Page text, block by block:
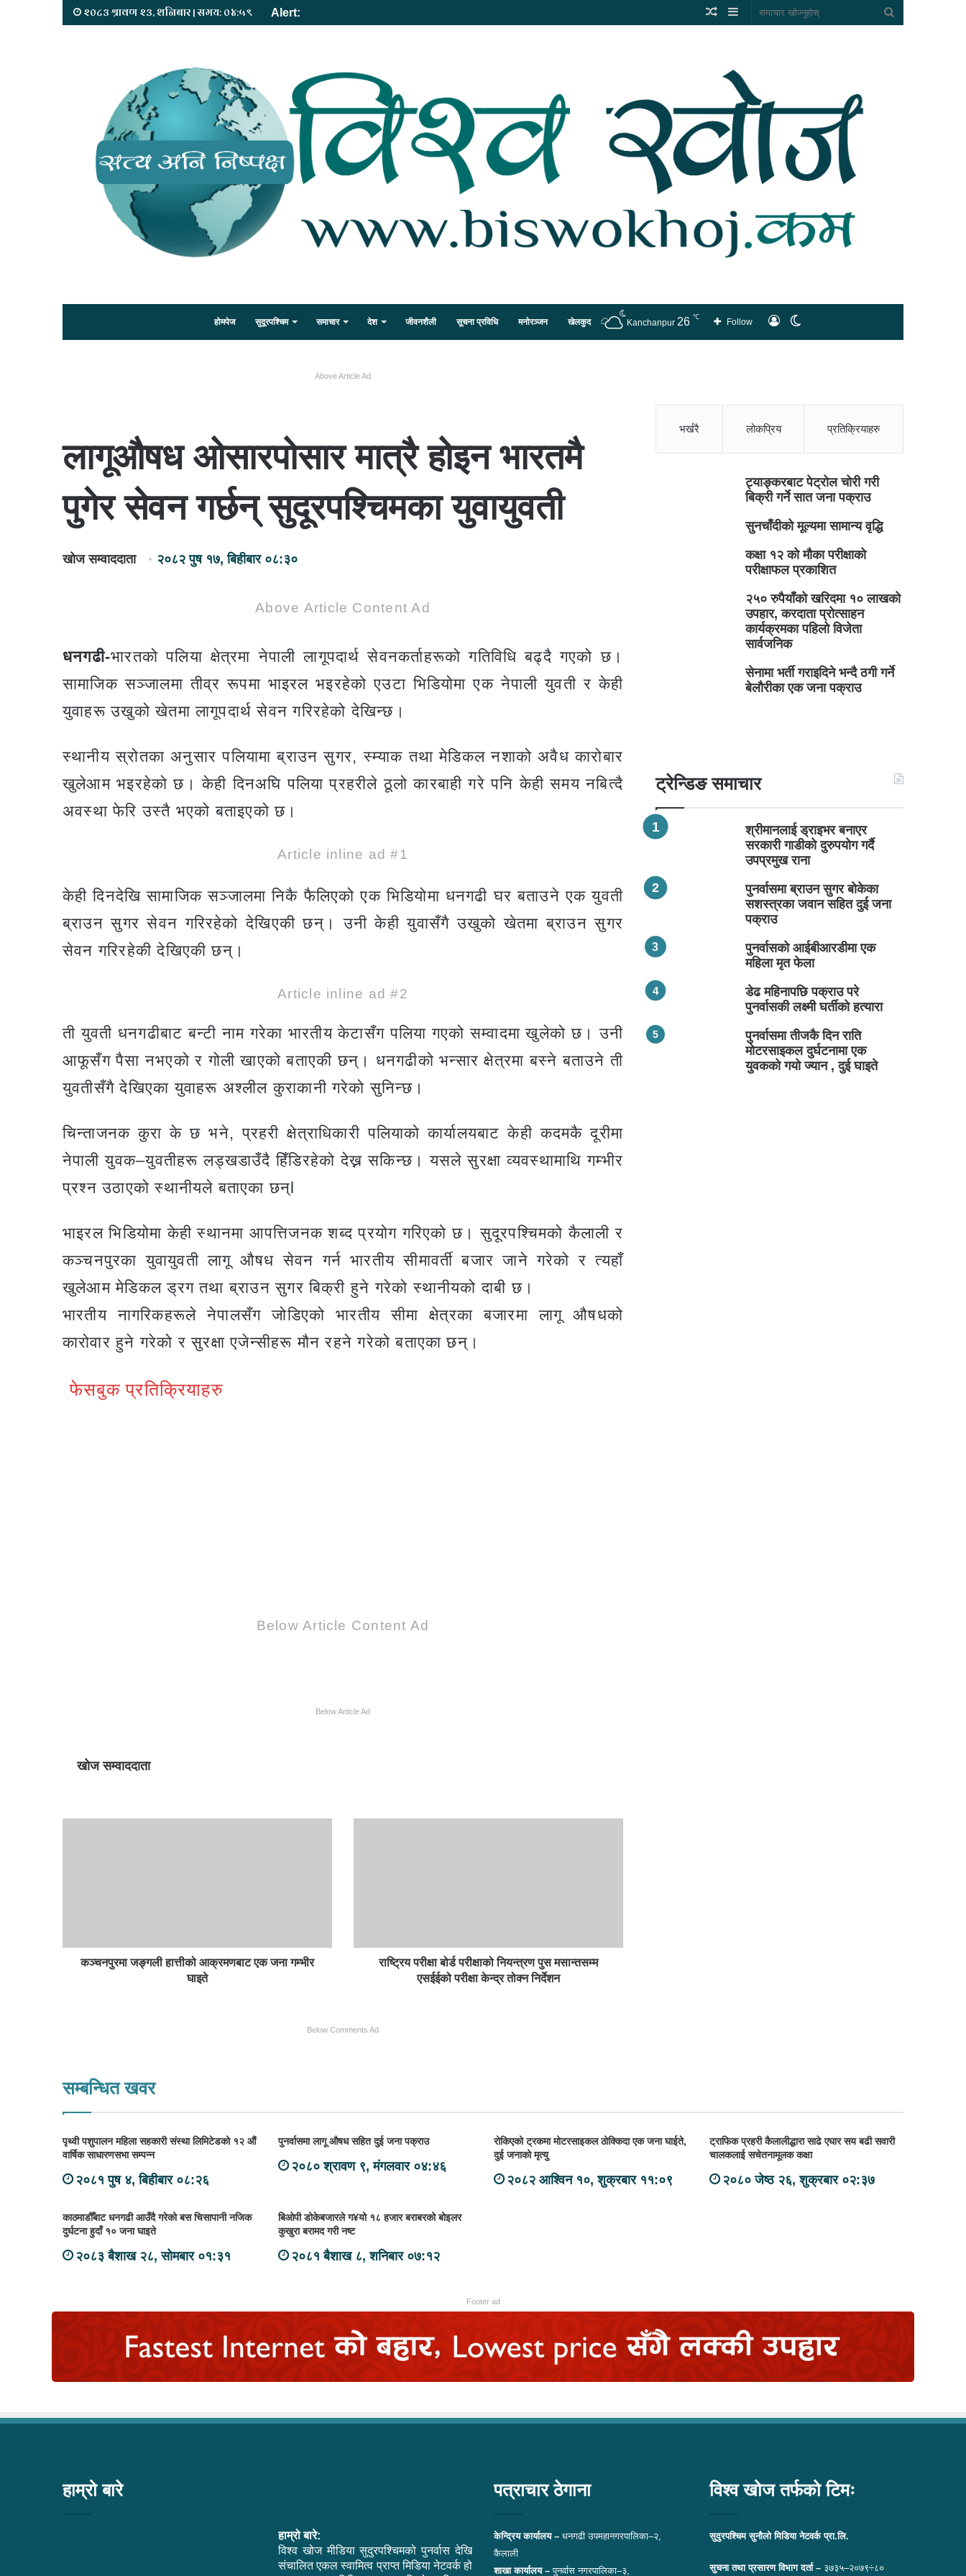
२०८३ श्रावण २३, शनिबार | समय: ०४:५९ Alert: Sidebar
Random
होमपेज सुदूरपश्चिम समाचार देश जीवनशैली सूचना प्रविधि मनोरञ्जन खेलकुद लगइन
Follow
Kanchanpur 26 ℃
Above Article Ad
लागूऔषध ओसारपोसार मात्रै होइन भारतमै
पुगेर सेवन गर्छन् सुदूरपश्चिमका युवायुवती
खोज सम्वाददाता २०८२ पुष १७, बिहीबार ०८:३०
Above Article Content Ad
धनगढी-भारतको पलिया क्षेत्रमा नेपाली लागूपदार्थ सेवनकर्ताहरूको गतिविधि बढ्दै गएको छ।
सामाजिक सञ्जालमा तीव्र रूपमा भाइरल भइरहेको एउटा भिडियोमा एक नेपाली युवती र केही
युवाहरू उखुको खेतमा लागूपदार्थ सेवन गरिरहेको देखिन्छ।
स्थानीय स्रोतका अनुसार पलियामा ब्राउन सुगर, स्म्याक तथा मेडिकल नशाको अवैध कारोबार
खुलेआम भइरहेको छ। केही दिनअघि पलिया प्रहरीले ठूलो कारबाही गरे पनि केही समय नबित्दै
अवस्था फेरि उस्तै भएको बताइएको छ।
Article inline ad #1
केही दिनदेखि सामाजिक सञ्जालमा निकै फैलिएको एक भिडियोमा धनगढी घर बताउने एक युवती
ब्राउन सुगर सेवन गरिरहेको देखिएकी छन्। उनी केही युवासँगै उखुको खेतमा ब्राउन सुगर
सेवन गरिरहेकी देखिएकी छन्।
Article inline ad #2
ती युवती धनगढीबाट बन्टी नाम गरेका भारतीय केटासँग पलिया गएको सम्वादमा खुलेको छ। उनी
आफूसँग पैसा नभएको र गोली खाएको बताएकी छन्। धनगढीको भन्सार क्षेत्रमा बस्ने बताउने ती
युवतीसँगै देखिएका युवाहरू अश्लील कुराकानी गरेको सुनिन्छ।
चिन्ताजनक कुरा के छ भने, प्रहरी क्षेत्राधिकारी पलियाको कार्यालयबाट केही कदमकै दूरीमा
नेपाली युवक–युवतीहरू लड्खडाउँदै हिँडिरहेको देख्न सकिन्छ। यसले सुरक्षा व्यवस्थामाथि गम्भीर
प्रश्न उठाएको स्थानीयले बताएका छन्l
भाइरल भिडियोमा केही स्थानमा आपत्तिजनक शब्द प्रयोग गरिएको छ। सुदूरपश्चिमको कैलाली र
कञ्चनपुरका युवायुवती लागू औषध सेवन गर्न भारतीय सीमावर्ती बजार जाने गरेको र त्यहाँ
खुलेआम मेडिकल ड्रग तथा ब्राउन सुगर बिक्री हुने गरेको स्थानीयको दाबी छ।
भारतीय नागरिकहरूले नेपालसँग जोडिएको भारतीय सीमा क्षेत्रका बजारमा लागू औषधको
कारोवार हुने गरेको र सुरक्षा एजेन्सीहरू मौन रहने गरेको बताएका छन्।
फेसबुक प्रतिक्रियाहरु
Below Article Content Ad
Below Article Ad
खोज सम्वाददाता
कञ्चनपुरमा जङ्गली हात्तीको आक्रमणबाट एक जना गम्भीर
घाइते
राष्ट्रिय परीक्षा बोर्ड परीक्षाको नियन्त्रण पुस मसान्तसम्म
एसईईको परीक्षा केन्द्र तोक्न निर्देशन
Below Comments Ad
भर्खरै लोकप्रिय प्रतिक्रियाहरु
ट्याङ्करबाट पेट्रोल चोरी गरी
बिक्री गर्ने सात जना पक्राउ
सुनचाँदीको मूल्यमा सामान्य वृद्धि
कक्षा १२ को मौका परीक्षाको
परीक्षाफल प्रकाशित
२५० रुपैयाँको खरिदमा १० लाखको
उपहार, करदाता प्रोत्साहन
कार्यक्रमका पहिलो विजेता
सार्वजनिक
सेनामा भर्ती गराइदिने भन्दै ठगी गर्ने
बेलौरीका एक जना पक्राउ
ट्रेन्डिङ समाचार
श्रीमानलाई ड्राइभर बनाएर
सरकारी गाडीको दुरुपयोग गर्दै
उपप्रमुख राना
पुनर्वासमा ब्राउन सुगर बोकेका
सशस्त्रका जवान सहित दुई जना
पक्राउ
पुनर्वासको आईबीआरडीमा एक
महिला मृत फेला
डेढ महिनापछि पक्राउ परे
पुनर्वासकी लक्ष्मी घर्तीको हत्यारा
पुनर्वासमा तीजकै दिन राति
मोटरसाइकल दुर्घटनामा एक
युवकको गयो ज्यान , दुई घाइते
सम्बन्धित खवर
पृथ्वी पशुपालन महिला सहकारी संस्था लिमिटेडको १२ औं
वार्षिक साधारणसभा सम्पन्न
२०८१ पुष ४, बिहीबार ०८:२६
पुनर्वासमा लागू औषध सहित दुई जना पक्राउ
२०८० श्रावण ९, मंगलवार ०४:४६
रोकिएको ट्रकमा मोटरसाइकल ठोक्किदा एक जना घाईते,
दुई जनाको मृत्यु
२०८२ आश्विन १०, शुक्रबार ११:०९
ट्राफिक प्रहरी कैलालीद्धारा साढे एघार सय बढी सवारी
चालकलाई सचेतनामूलक कक्षा
२०८० जेष्ठ २६, शुक्रबार ०२:३७
काठमाडौँबाट धनगढी आउँदै गरेको बस चिसापानी नजिक
दुर्घटना हुदाँ १० जना घाइते
२०८३ बैशाख २८, सोमबार ०१:३१
बिओपी डोकेबजारले ग¥यो १८ हजार बराबरको बोइलर
कुखुरा बरामद गरी नष्ट
२०८१ बैशाख ८, शनिबार ०७:१२
Footer ad
हाम्रो बारे
हाम्रो बारे:
विश्व खोज मीडिया सुदुरपश्चिमको पुनर्वास देखि
संचालित एकल स्वामित्व प्राप्त मिडिया नेटवर्क हो
पत्राचार ठेगाना
केन्द्रिय कार्यालय – धनगढी उपमहानगरपालिका–२,
कैलाली
शाखा कार्यालय –पुनर्वास नगरपालिका–३,
विश्व खोज तर्फको टिमः
सुदुरपश्चिम सुनौलो मिडिया नेटवर्क प्रा.लि.
सुचना तथा प्रसारण विभाग दर्ता – ३७३५–२०७९÷८०